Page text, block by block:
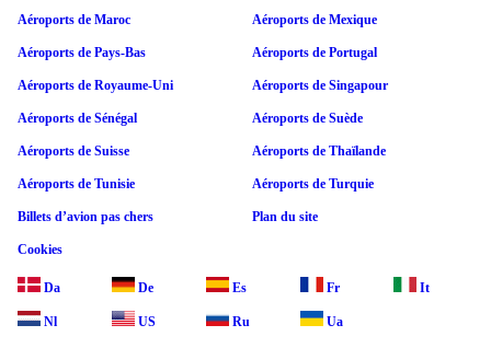
Aéroports de Maroc Aéroports de Mexique
Aéroports de Pays-Bas Aéroports de Portugal
Aéroports de Royaume-Uni Aéroports de Singapour
Aéroports de Sénégal Aéroports de Suède
Aéroports de Suisse Aéroports de Thaïlande
Aéroports de Tunisie Aéroports de Turquie
Billets d’avion pas chers Plan du site
Cookies
Da De Es Fr It
Nl US Ru Ua